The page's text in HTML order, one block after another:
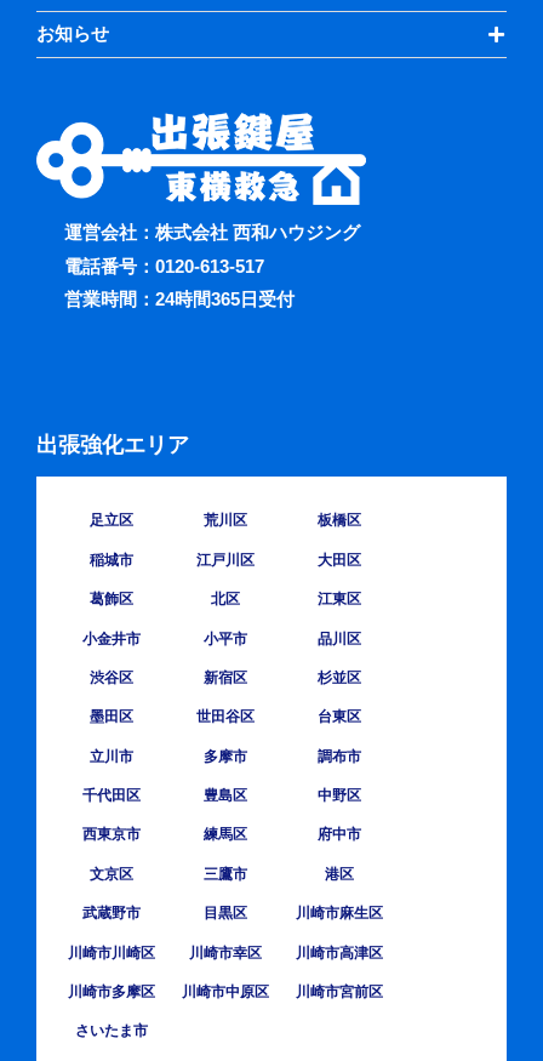
お知らせ
運営会社：株式会社 西和ハウジング
電話番号： 0120-613-517
営業時間：24時間365日受付
出張強化エリア
足立区 荒川区 板橋区
稲城市 江戸川区 大田区
葛飾区 北区 江東区
小金井市 小平市 品川区
渋谷区 新宿区 杉並区
墨田区 世田谷区 台東区
立川市 多摩市 調布市
千代田区 豊島区 中野区
西東京市 練馬区 府中市
文京区 三鷹市 港区
武蔵野市 目黒区 川崎市麻生区
川崎市川崎区 川崎市幸区 川崎市高津区
川崎市多摩区 川崎市中原区 川崎市宮前区
さいたま市